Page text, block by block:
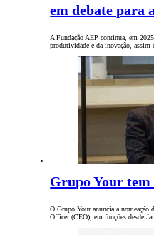
em debate para
A Fundação AEP continua, em
produtividade e da inovação, assim
Grupo Your tem
O Grupo Your anuncia a
Officer (CEO), em funções desde